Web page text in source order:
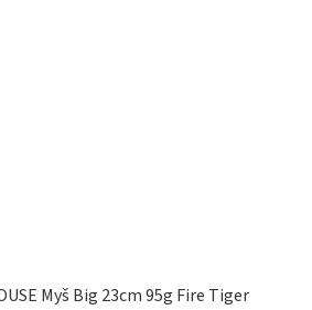
Myš Big 23cm 95g Fire Tiger